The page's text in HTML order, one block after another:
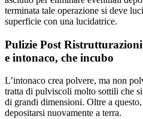
terminata tale operazione si deve
superficie con una lucidatrice.
Pulizie Post
e intonaco, che incubo
L’intonaco crea polvere, ma non
tratta di pulviscoli molto sottili che
di grandi dimensioni. Oltre a
depositarsi nuovamente a terra.